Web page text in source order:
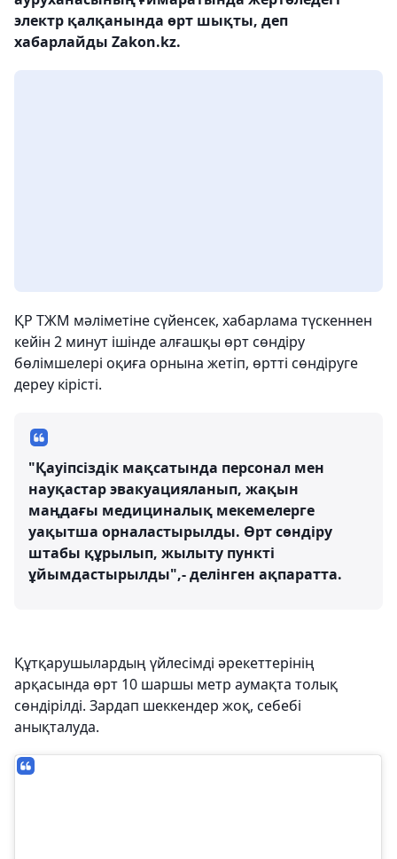
электр қалқанында өрт шықты, деп
хабарлайды Zakon.kz.
ҚР ТЖМ мәліметіне сүйенсек, хабарлама түскеннен
кейін 2 минут ішінде алғашқы өрт сөндіру
бөлімшелері оқиға орнына жетіп, өртті сөндіруге
дереу кірісті.
"Қауіпсіздік мақсатында персонал мен
науқастар эвакуацияланып, жақын
маңдағы медициналық мекемелерге
уақытша орналастырылды. Өрт сөндіру
штабы құрылып, жылыту пункті
ұйымдастырылды",- делінген ақпаратта.
Құтқарушылардың үйлесімді әрекеттерінің
арқасында өрт 10 шаршы метр аумақта толық
сөндірілді. Зардап шеккендер жоқ, себебі
анықталуда.